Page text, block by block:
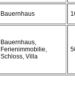
Bauernhaus
Bauernhaus,
Ferienimmobilie,
Schloss, Villa